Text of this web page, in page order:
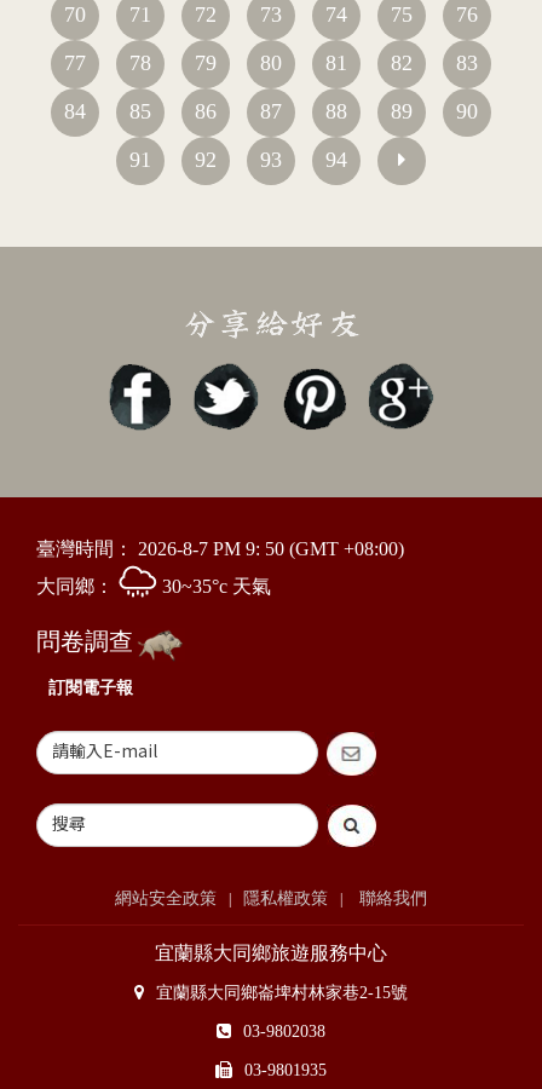
70
71 72 73 74 75
76
77
78 79 80 81 82
83
84
85 86 87 88 89
90
91
92 93 94
臺灣時間： 2026-8-7 PM 9: 50 (GMT +08:00)
大同鄉：
30~35°c 天氣
問卷調查
訂閱電子報
網站安全政策 隱私權政策 聯絡我們
宜蘭縣大同鄉旅遊服務中心
宜蘭縣大同鄉崙埤村林家巷2-15號
03-9802038
03-9801935